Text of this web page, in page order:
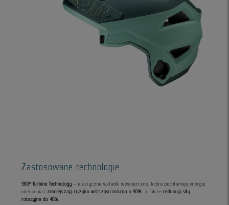
Zastosowane technologie
360° Turbine Technology – elastyczne wkładki wewnętrzne, które pochłaniają energię
uderzenia i zmniejszają ryzyko wstrząsu mózgu o 30% , a takżeredukują siły
rotacyjne do 40%